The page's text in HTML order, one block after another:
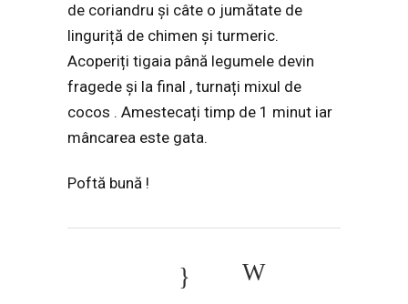
de coriandru și câte o jumătate de
linguriță de chimen și turmeric.
Acoperiți tigaia până legumele devin
fragede și la final , turnați mixul de
cocos . Amestecați timp de 1 minut iar
mâncarea este gata.
Poftă bună !